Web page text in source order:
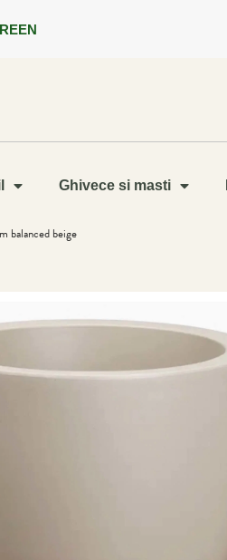
Ghivece si masti
balanced beige